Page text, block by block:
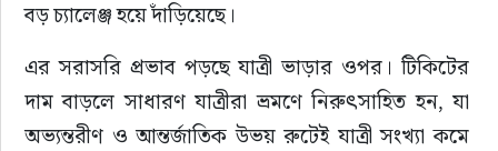
বড় চ্যালেঞ্জ হয়ে দাঁড়িয়েছে।
এর সরাসরি প্রভাব পড়ছে যাত্রী ভাড়ার ওপর। টিকিটের
দাম বাড়লে সাধারণ যাত্রীরা ভ্রমণে নিরুৎসাহিত হন, যা
অভ্যন্তরীণ ও আন্তর্জাতিক উভয় রুটেই যাত্রী সংখ্যা কমে